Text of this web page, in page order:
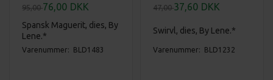
95,0076,00 DKK
Spansk Maguerit, dies, By
Lene.*
Varenummer: BLD1483
47,0037,60 DKK
Swirvl, dies, By Lene.*
Varenummer: BLD1232